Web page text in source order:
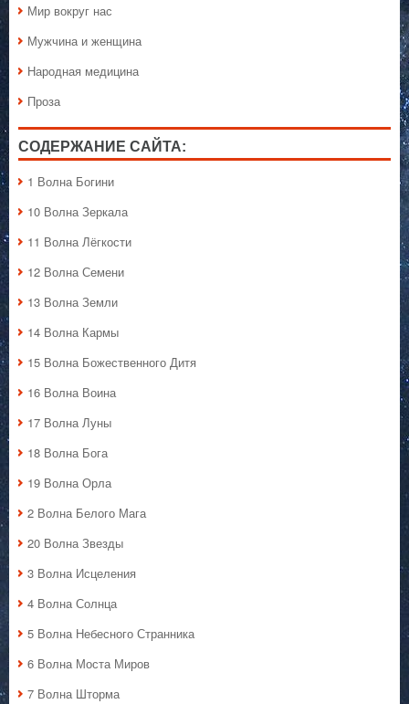
Мир вокруг нас
Мужчина и женщина
Народная медицина
Проза
СОДЕРЖАНИЕ САЙТА:
1 Волна Богини
10 Волна Зеркала
11 Волна Лёгкости
12 Волна Семени
13 Волна Земли
14 Волна Кармы
15 Волна Божественного Дитя
16 Волна Воина
17 Волна Луны
18 Волна Бога
19 Волна Орла
2 Волна Белого Мага
20 Волна Звезды
3 Волна Исцеления
4 Волна Солнца
5 Волна Небесного Странника
6 Волна Моста Миров
7 Волна Шторма